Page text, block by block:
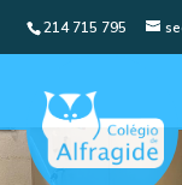
214 715 795